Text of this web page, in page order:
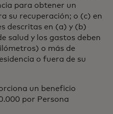
para obtener un
su recuperación; o (c) en
descritas en (a) y (b)
salud y los gastos deben
o más de
o fuera de su
un beneficio
por Persona